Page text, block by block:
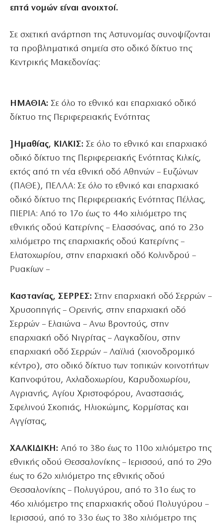
επτά νομών είναι ανοιχτοί.
Σε σχετική ανάρτηση της Αστυνομίας συνοψίζονται
τα προβληματικά σημεία στο οδικό δίκτυο της
Κεντρικής Μακεδονίας:
ΗΜΑΘΙΑ: Σε όλο το εθνικό και επαρχιακό οδικό
δίκτυο της Περιφερειακής Ενότητας
]Ημαθίας, ΚΙΛΚΙΣ: Σε όλο το εθνικό και επαρχιακό
οδικό δίκτυο της Περιφερειακής Ενότητας Κιλκίς,
εκτός από τη νέα εθνική οδό Αθηνών – Ευζώνων
(ΠΑΘΕ), ΠΕΛΛΑ: Σε όλο το εθνικό και επαρχιακό
οδικό δίκτυο της Περιφερειακής Ενότητας Πέλλας,
ΠΙΕΡΙΑ: Από το 17ο έως το 44ο χιλιόμετρο της
εθνικής οδού Κατερίνης – Ελασσόνας, από το 23ο
χιλιόμετρο της επαρχιακής οδού Κατερίνης –
Ελατοχωρίου, στην επαρχιακή οδό Κολινδρού –
Ρυακίων –
Καστανίας, ΣΕΡΡΕΣ: Στην επαρχιακή οδό Σερρών –
Χρυσοπηγής – Ορεινής, στην επαρχιακή οδό
Σερρών – Ελαιώνα – Ανω Βροντούς, στην
επαρχιακή οδό Νιγρίτας – Λαγκαδίου, στην
επαρχιακή οδό Σερρών – Λαϊλιά (χιονοδρομικό
κέντρο), στο οδικό δίκτυο των τοπικών κοινοτήτων
Καπνοφύτου, Αχλαδοχωρίου, Καρυδοχωρίου,
Αγριανής, Αγίου Χριστοφόρου, Αναστασιάς,
Σφελινού Σκοπιάς, Ηλιοκώμης, Κορμίστας και
Αγγίστας,
ΧΑΛΚΙΔΙΚΗ: Από το 38ο έως το 110ο χιλιόμετρο της
εθνικής οδού Θεσσαλονίκης – Ιερισσού, από το 29ο
έως το 62ο χιλιόμετρο της εθνικής οδού
Θεσσαλονίκης – Πολυγύρου, από το 31ο έως το
46ο χιλιόμετρο της επαρχιακής οδού Πολυγύρου –
Ιερισσού, από το 33ο έως το 38ο χιλιόμετρο της